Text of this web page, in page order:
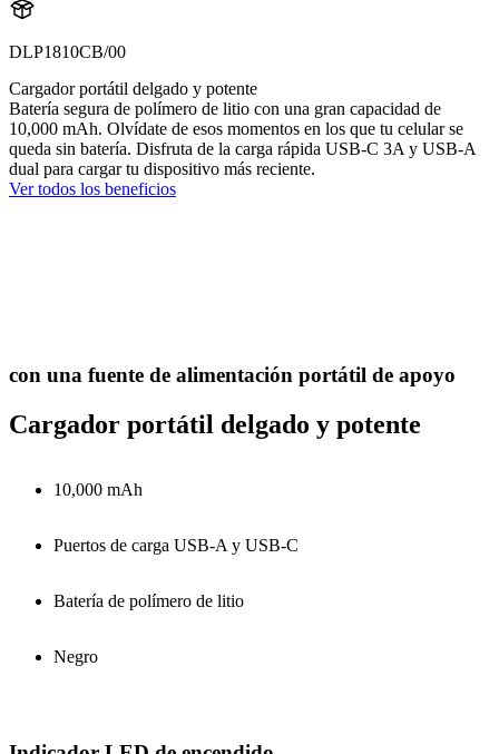
DLP1810CB/00
Cargador portátil delgado y potente
Batería segura de polímero de litio con una gran capacidad de
10,000 mAh. Olvídate de esos momentos en los que tu celular se
queda sin batería. Disfruta de la carga rápida USB-C 3A y USB-A
dual para cargar tu dispositivo más reciente.
Ver todos los beneficios
con una fuente de alimentación portátil de apoyo
Cargador portátil delgado y potente
10,000 mAh
Puertos de carga USB-A y USB-C
Batería de polímero de litio
Negro